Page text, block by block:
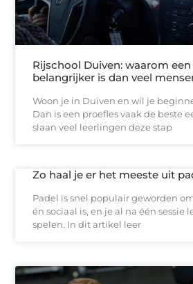
Rijschool Duiven: waarom
belangrijker is dan veel
Woon je in Duiven en wil je
Dan is een proefles vaak de beste
slaan veel leerlingen deze stap
Zo haal je er het meeste uit
Padel is snel populair geworden
én sociaal is, en je al na één sessie
spelen. In dit artikel leer